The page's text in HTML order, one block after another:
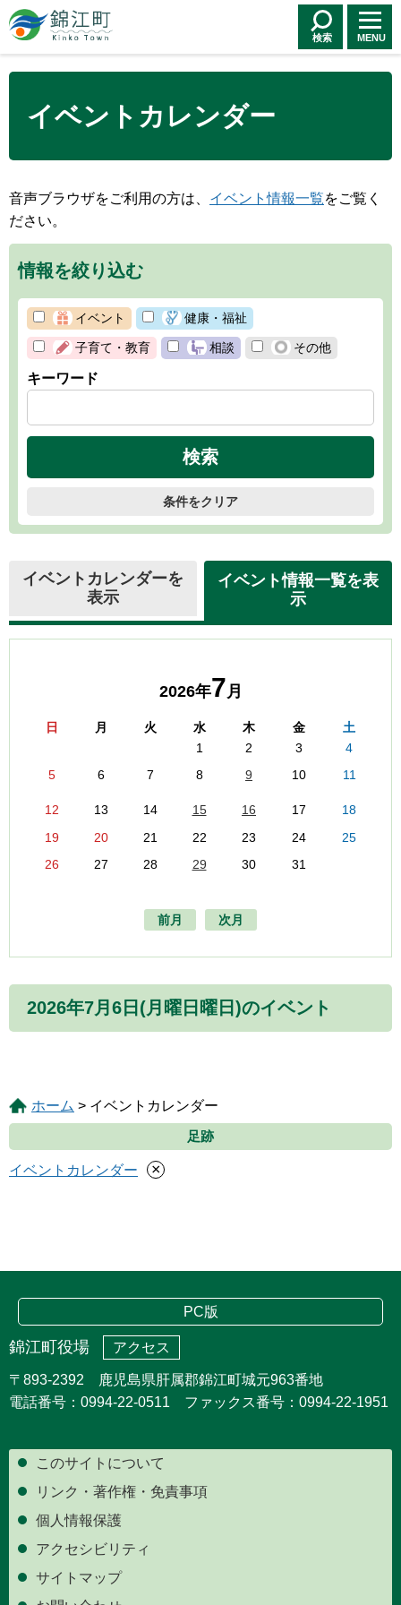
錦江町 Kinko
Town
検索 MENU
イベントカレンダー
音声ブラウザをご利用の方は、 イベント情報一覧をご覧く
ださい。
情報を絞り込む
イベント 健康・福祉
子育て・教育 相談 その他
キーワード
条件をクリア
イベントカレンダーを
表示
イベント情報一覧を表
示
2026年7月
日 月 火 水 木 金
土
1
2 3
4
5
6 7 8 9 10 11
12 13 14 15 16 17
18
19
20 21 22 23 24
25
26
27 28 29 30 31
前月 次月
2026年7月6日(月曜日曜日)のイベント
ホーム > イベントカレンダー
足跡
イベントカレンダー ×
PC版
錦江町役場 アクセス
〒893-2392 鹿児島県肝属郡錦江町城元963番地
電話番号：0994-22-0511 ファックス番号：0994-22-1951
このサイトについて
リンク・著作権・免責事項
個人情報保護
アクセシビリティ
サイトマップ